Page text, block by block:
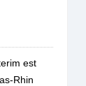
est
Rhin